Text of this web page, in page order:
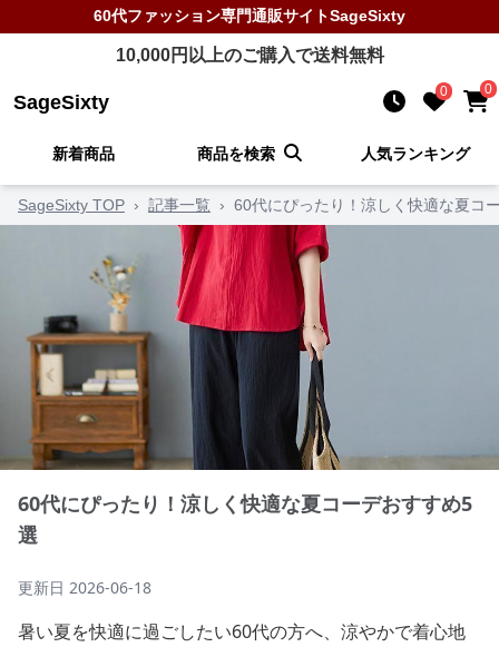
60代ファッション専門通販サイトSageSixty
10,000円以上のご購入で送料無料
SageSixty 0 0
新着商品 商品を検索 人気ランキング
SageSixty TOP › 記事一覧 › 60代にぴったり！涼しく快適な夏コ
60代にぴったり！涼しく快適な夏コーデおすすめ5
選
更新日 2026-06-18
暑い夏を快適に過ごしたい60代の方へ、涼やかで着心地